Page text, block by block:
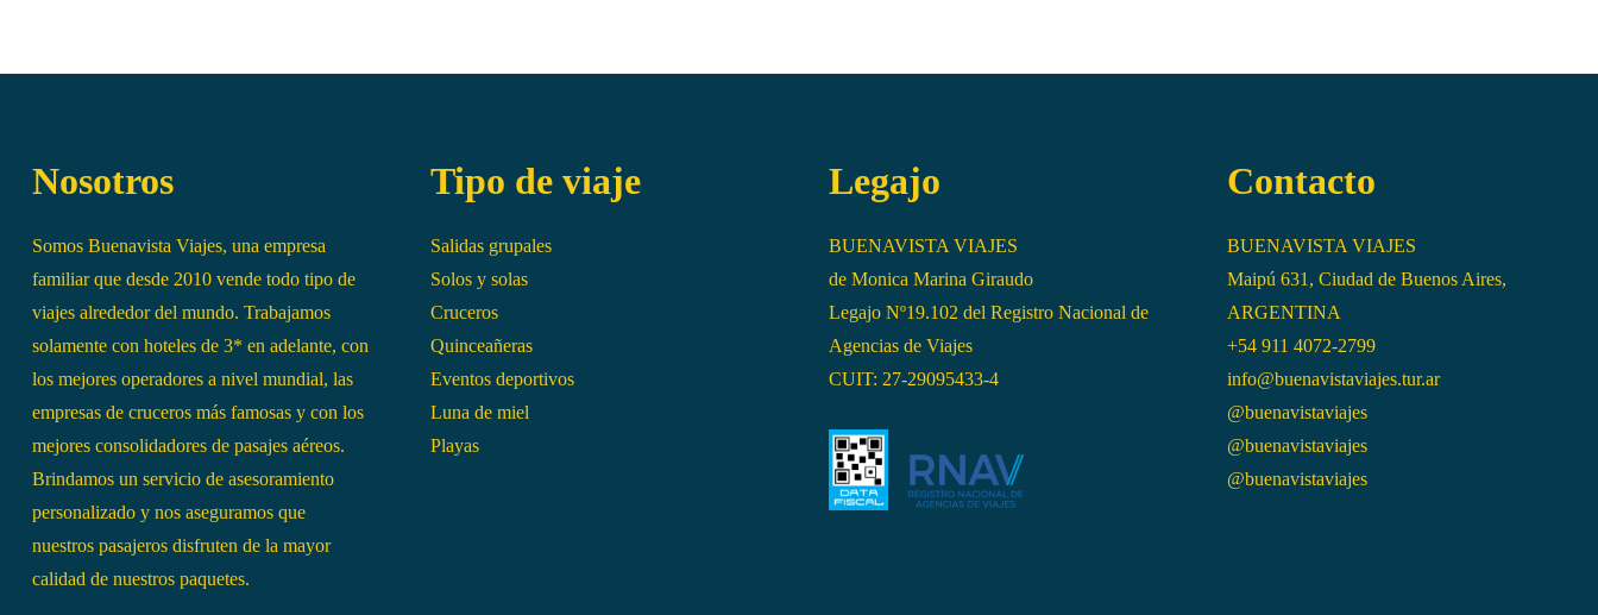
Nosotros
Somos Buenavista Viajes, una empresa
familiar que desde 2010 vende todo tipo de
viajes alrededor del mundo. Trabajamos
solamente con hoteles de 3* en adelante, con
los mejores operadores a nivel mundial, las
empresas de cruceros más famosas y con los
mejores consolidadores de pasajes aéreos.
Brindamos un servicio de asesoramiento
personalizado y nos aseguramos que
nuestros pasajeros disfruten de la mayor
calidad de nuestros paquetes.
Tipo de viaje
Salidas grupales
Solos y solas
Cruceros
Quinceañeras
Eventos deportivos
Luna de miel
Playas
Legajo
BUENAVISTA VIAJES
de Monica Marina Giraudo
Legajo Nº19.102 del Registro Nacional de
Agencias de Viajes
CUIT: 27-29095433-4
Contacto
BUENAVISTA VIAJES
Maipú 631, Ciudad de Buenos Aires,
ARGENTINA
+54 911 4072-2799
info@buenavistaviajes.tur.ar
@buenavistaviajes
@buenavistaviajes
@buenavistaviajes